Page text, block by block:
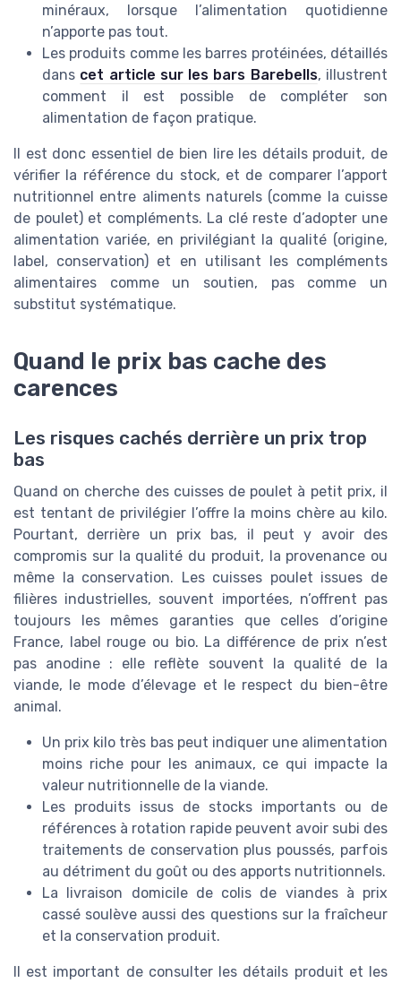
minéraux, lorsque l’alimentation quotidienne
n’apporte pas tout.
Les produits comme les barres protéinées, détaillés
dans cet article sur les bars Barebells, illustrent
comment il est possible de compléter son
alimentation de façon pratique.
Il est donc essentiel de bien lire les détails produit, de
vérifier la référence du stock, et de comparer l’apport
nutritionnel entre aliments naturels (comme la cuisse
de poulet) et compléments. La clé reste d’adopter une
alimentation variée, en privilégiant la qualité (origine,
label, conservation) et en utilisant les compléments
alimentaires comme un soutien, pas comme un
substitut systématique.
Quand le prix bas cache des
carences
Les risques cachés derrière un prix trop
bas
Quand on cherche des cuisses de poulet à petit prix, il
est tentant de privilégier l’offre la moins chère au kilo.
Pourtant, derrière un prix bas, il peut y avoir des
compromis sur la qualité du produit, la provenance ou
même la conservation. Les cuisses poulet issues de
filières industrielles, souvent importées, n’offrent pas
toujours les mêmes garanties que celles d’origine
France, label rouge ou bio. La différence de prix n’est
pas anodine : elle reflète souvent la qualité de la
viande, le mode d’élevage et le respect du bien-être
animal.
Un prix kilo très bas peut indiquer une alimentation
moins riche pour les animaux, ce qui impacte la
valeur nutritionnelle de la viande.
Les produits issus de stocks importants ou de
références à rotation rapide peuvent avoir subi des
traitements de conservation plus poussés, parfois
au détriment du goût ou des apports nutritionnels.
La livraison domicile de colis de viandes à prix
cassé soulève aussi des questions sur la fraîcheur
et la conservation produit.
Il est important de consulter les détails produit et les